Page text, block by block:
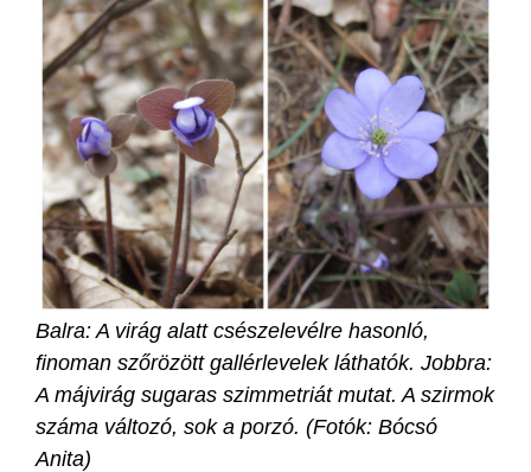
Balra: A virág alatt csészelevélre hasonló,
finoman szőrözött gallérlevelek láthatók. Jobbra:
A májvirág sugaras szimmetriát mutat. A szirmok
száma változó, sok a porzó. (Fotók: Bócsó
Anita)